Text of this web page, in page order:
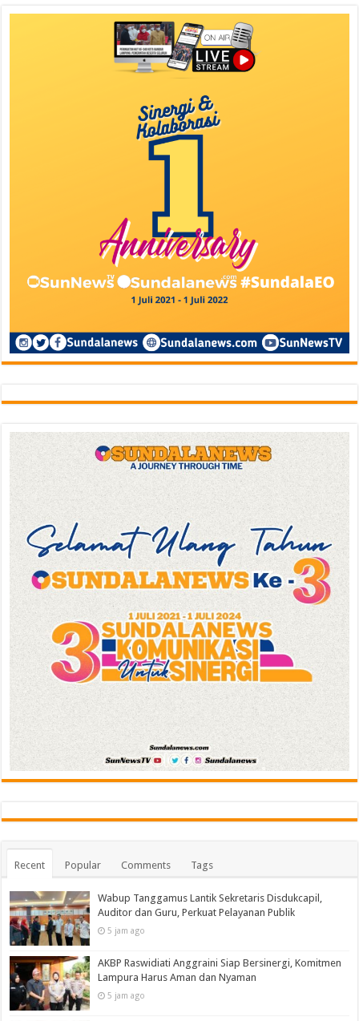
Recent Popular Comments Tags
Wabup Tanggamus Lantik Sekretaris Disdukcapil,
Auditor dan Guru, Perkuat Pelayanan Publik
5 jam ago
AKBP Raswidiati Anggraini Siap Bersinergi, Komitmen
Lampura Harus Aman dan Nyaman
5 jam ago